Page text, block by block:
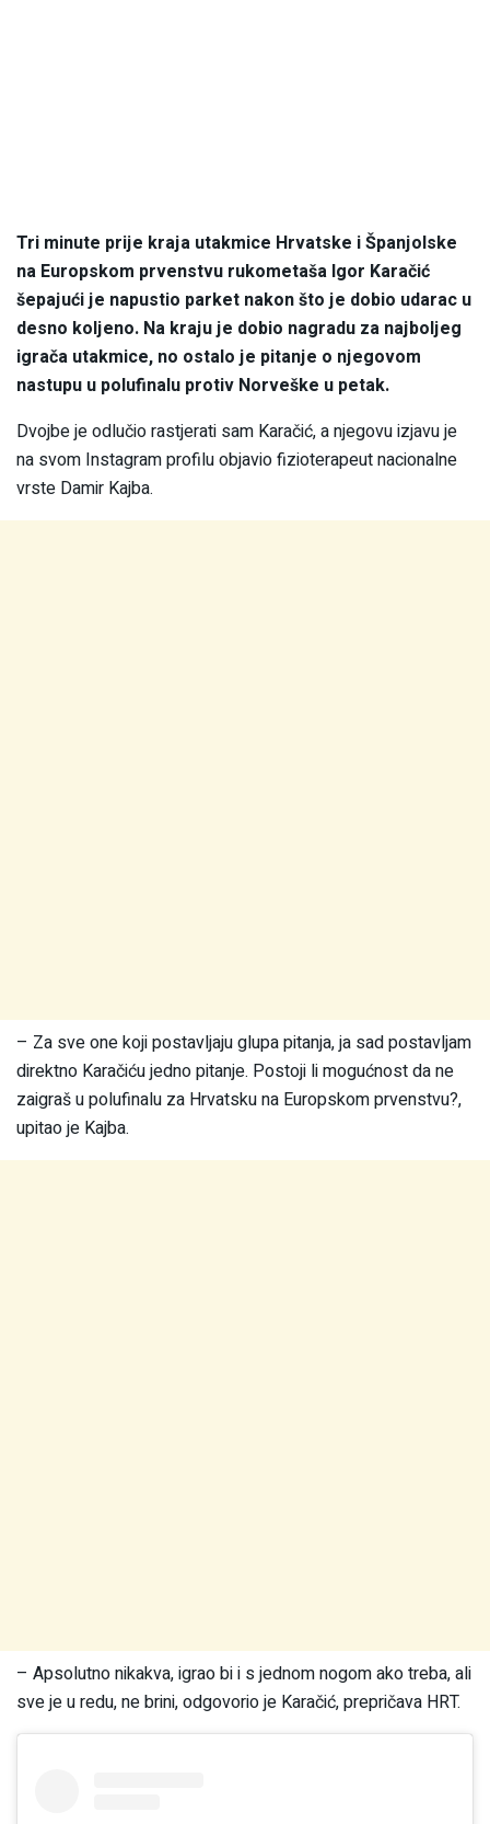
Tri minute prije kraja utakmice Hrvatske i Španjolske
na Europskom prvenstvu rukometaša Igor Karačić
šepajući je napustio parket nakon što je dobio udarac u
desno koljeno. Na kraju je dobio nagradu za najboljeg
igrača utakmice, no ostalo je pitanje o njegovom
nastupu u polufinalu protiv Norveške u petak.
Dvojbe je odlučio rastjerati sam Karačić, a njegovu izjavu je
na svom Instagram profilu objavio fizioterapeut nacionalne
vrste Damir Kajba.
– Za sve one koji postavljaju glupa pitanja, ja sad postavljam
direktno Karačiću jedno pitanje. Postoji li mogućnost da ne
zaigraš u polufinalu za Hrvatsku na Europskom prvenstvu?,
upitao je Kajba.
– Apsolutno nikakva, igrao bi i s jednom nogom ako treba, ali
sve je u redu, ne brini, odgovorio je Karačić, prepričava HRT.